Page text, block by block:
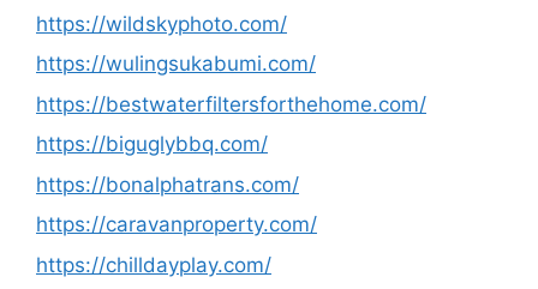
https://wildskyphoto.com/
https://wulingsukabumi.com/
https://bestwaterfiltersforthehome.com/
https://biguglybbq.com/
https://bonalphatrans.com/
https://caravanproperty.com/
https://chilldayplay.com/